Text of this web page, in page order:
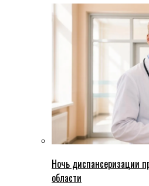
Ночь диспансеризации
области